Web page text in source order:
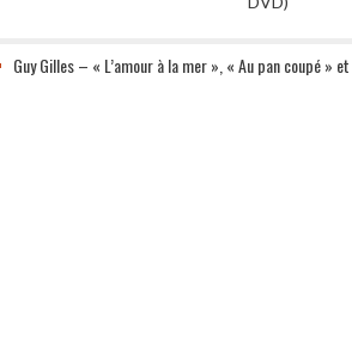
Guy Gilles – « L’amour à la mer », « Au pan coupé »